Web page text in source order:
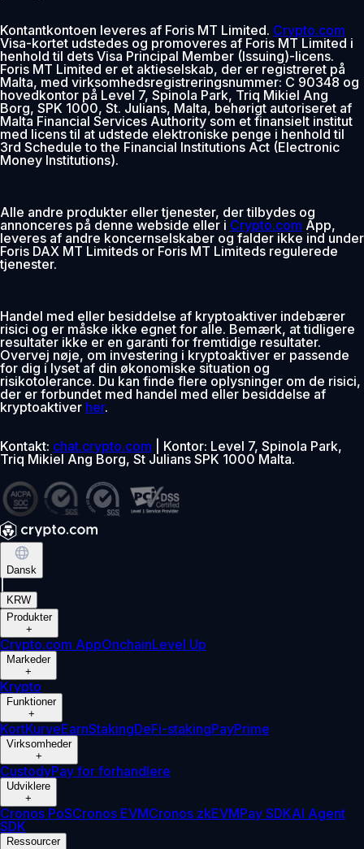
Kontantkontoen leveres af Foris MT Limited. Crypto.com
Visa-kortet udstedes og promoveres af Foris MT Limited i
henhold til dets Visa Principal Member (Issuing)-licens.
Foris MT Limited er et aktieselskab, der er registreret på
Malta, med virksomhedsregistreringsnummer: C 90348 og
hovedkontor på Level 7, Spinola Park, Triq Mikiel Ang
Borg, SPK 1000, St. Julians, Malta, behørigt autoriseret af
Malta Financial Services Authority som et finansielt institut
med licens til at udstede elektroniske penge i henhold til
3rd Schedule to the Financial Institutions Act (Electronic
Money Institutions).
Alle andre produkter eller tjenester, der tilbydes og
annonceres på denne webside eller i Crypto.com App,
leveres af andre koncernselskaber og falder ikke ind under
Foris DAX MT Limiteds or Foris MT Limiteds regulerede
tjenester.
Handel med eller besiddelse af kryptoaktiver indebærer
risici og er måske ikke egnet for alle. Bemærk, at tidligere
resultater ikke er en garanti for fremtidige resultater.
Overvej nøje, om investering i kryptoaktiver er passende
for dig i lyset af din økonomiske situation og
risikotolerance. Du kan finde flere oplysninger om de risici,
der er forbundet med handel med eller besiddelse af
kryptoaktiver her.
Kontakt: chat.crypto.com | Kontor: Level 7, Spinola Park,
Triq Mikiel Ang Borg, St Julians SPK 1000 Malta.
Dansk
KRW
Produkter
+
Crypto.com AppOnchainLevel Up
Markeder
+
Krypto
Funktioner
+
KortKurveEarnStakingDeFi-stakingPayPrime
Virksomheder
+
CustodyPay for forhandlere
Udviklere
+
Cronos PoSCronos EVMCronos zkEVMPay SDKAI Agent
SDK
Ressourcer